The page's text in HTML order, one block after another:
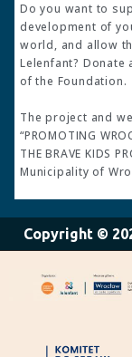
Do you want to
development of
world, and allow
Lelenfant?
of the Foundation.
The project and
“PROMOTING
THE BRAVE KIDS
Municipality of
Copyright ©